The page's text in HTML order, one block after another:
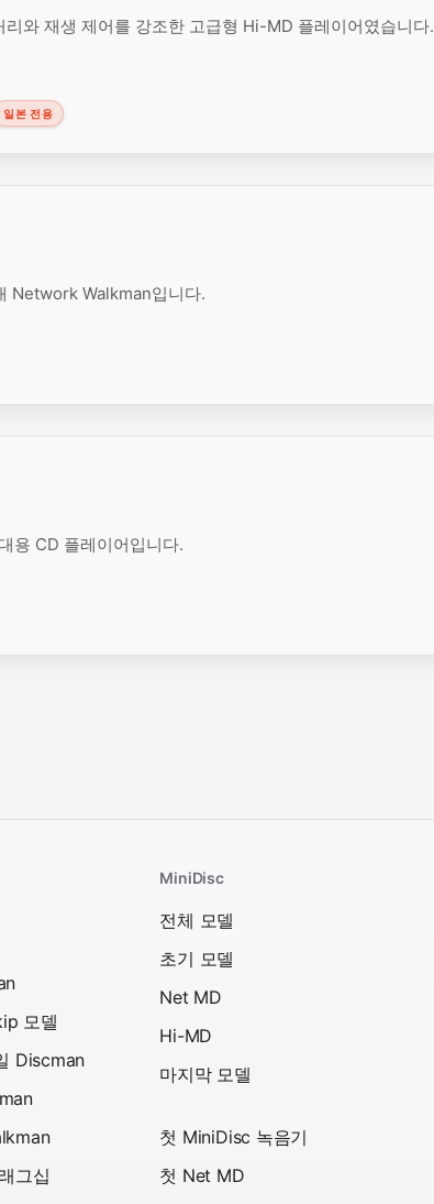
와 재생 제어를 강조한 고급형 Hi-MD 플레이어였습니다.
일본 전용
Network Walkman입니다.
용 CD 플레이어입니다.
모델
Discman
그십
MiniDisc
전체 모델
초기 모델
Net MD
Hi-MD
마지막 모델
첫 MiniDisc 녹음기
첫 Net MD